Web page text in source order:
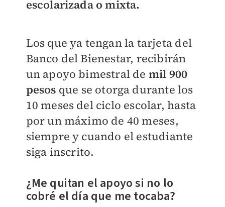
escolarizada o mixta.
Los que ya tengan la tarjeta del
Banco del Bienestar, recibirán
un apoyo bimestral de mil 900
pesos que se otorga durante los
10 meses del ciclo escolar, hasta
por un máximo de 40 meses,
siempre y cuando el estudiante
siga inscrito.
¿Me quitan el apoyo si no lo
cobré el día que me tocaba?